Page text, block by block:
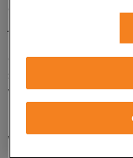
jedinečnom
kontrastných farieb
obrovské možnosti
športovými koreňmi.
vydania
milovaného
Vyjadrite svoj